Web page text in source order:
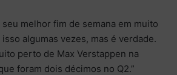
seu melhor fim de semana em muito
algumas vezes, mas é verdade.
perto de Max Verstappen na
foram dois décimos no Q2.”